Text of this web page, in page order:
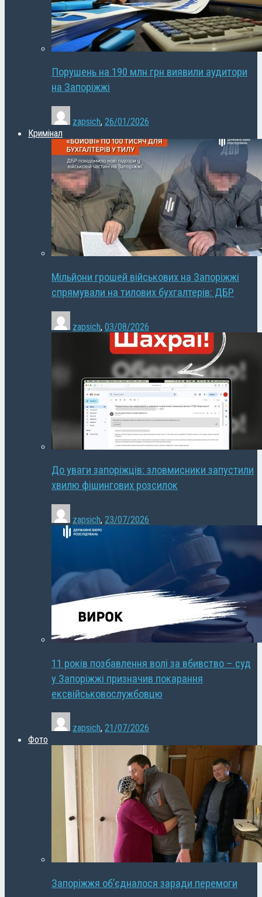
Порушень на 190 млн грн виявили аудитори
на Запоріжжі
zapsich, 26/01/2026
Кримінал
Мільйони грошей військових на Запоріжжі
спрямували на тилових бухгалтерів: ДБР
zapsich, 03/08/2026
До уваги запоріжців: зловмисники запустили
хвилю фішингових розсилок
zapsich, 23/07/2026
11 років позбавлення волі за вбивство – суд
у Запоріжжі призначив покарання
ексвійськовослужбовцю
zapsich, 21/07/2026
Фото
Запоріжжя об’єдналося заради перемоги